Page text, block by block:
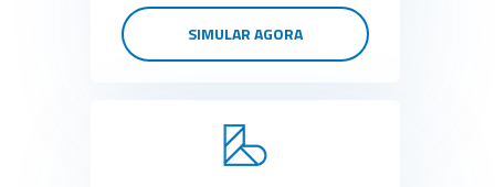
SIMULAR AGORA